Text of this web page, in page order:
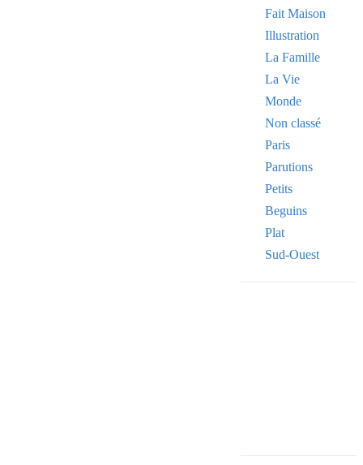
Fait Maison
Illustration
La Famille
La Vie
Monde
Non classé
Paris
Parutions
Petits
Beguins
Plat
Sud-Ouest